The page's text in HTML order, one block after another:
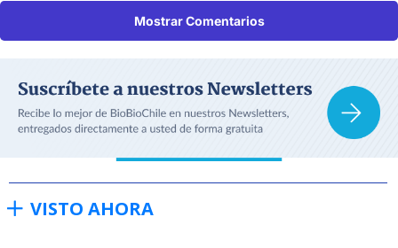
Mostrar Comentarios
VISTO AHORA